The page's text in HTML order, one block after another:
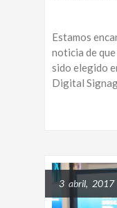
Estamos
noticia de
sido elegido
Digital
3 abril, 2017